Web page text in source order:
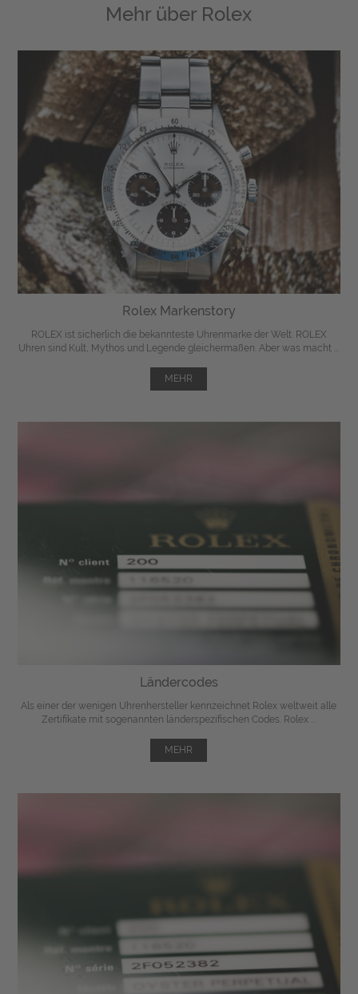
Mehr über Rolex
Rolex Markenstory
ROLEX ist sicherlich die bekannteste Uhrenmarke der Welt. ROLEX
Uhren sind Kult, Mythos und Legende gleichermaßen. Aber was macht ...
MEHR
Ländercodes
Als einer der wenigen Uhrenhersteller kennzeichnet Rolex weltweit alle
Zertifikate mit sogenannten länderspezifischen Codes. Rolex ...
MEHR